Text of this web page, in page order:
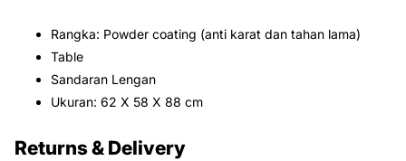
Rangka: Powder coating (anti karat dan tahan lama)
Table
Sandaran Lengan
Ukuran: 62 X 58 X 88 cm
Returns & Delivery